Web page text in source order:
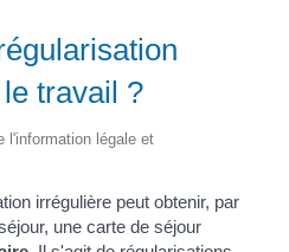
travail ?
l'information légale et
irrégulière peut obtenir, par
une carte de séjour